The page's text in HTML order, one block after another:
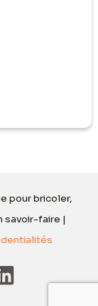
pour bricoler,
savoir-faire |